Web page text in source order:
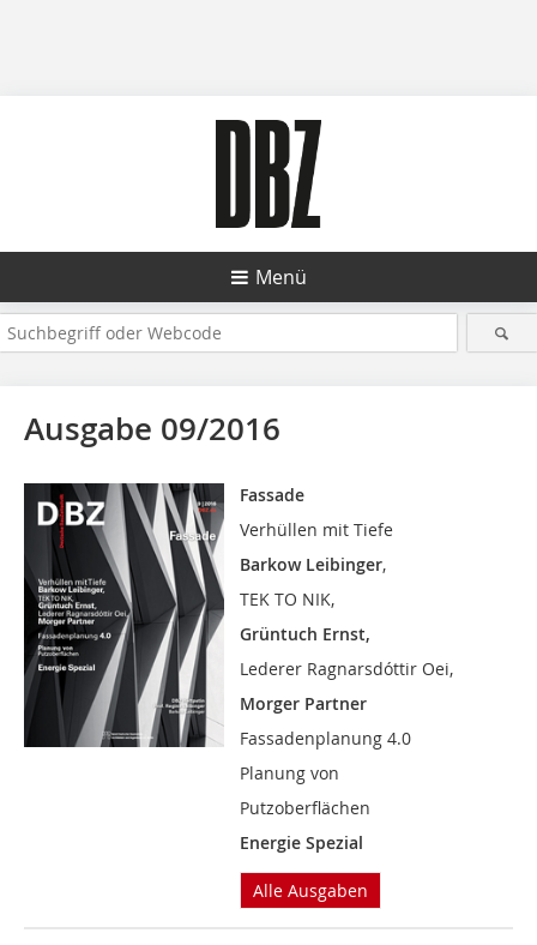
Menü
Ausgabe 09/2016
Fassade
Verhüllen mit Tiefe
Barkow Leibinger,
TEK TO NIK,
Grüntuch Ernst,
Lederer Ragnarsdóttir Oei,
Morger Partner
Fassadenplanung 4.0
Planung von
Putzoberflächen
Energie Spezial
Alle Ausgaben